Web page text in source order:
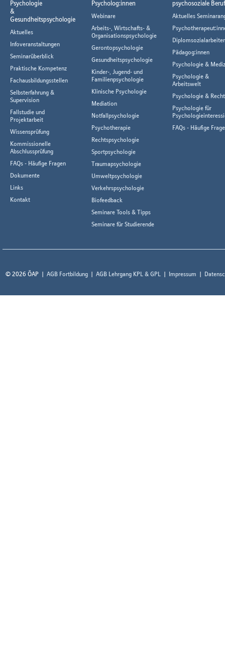
Psychologie
&
Gesundheitspsychologie
Aktuelles
Infoveranstaltungen
Seminarüberblick
Praktische Kompetenz
Fachausbildungsstellen
Selbsterfahrung &
Supervision
Fallstudie und
Projektarbeit
Wissensprüfung
Kommissionelle
Abschlussprüfung
FAQs - Häufige Fragen
Dokumente
Links
Kontakt
Psycholog:innen
Webinare
Arbeits-, Wirtschafts- &
Organisationspsychologie
Gerontopsychologie
Gesundheitspsychologie
Kinder-, Jugend- und
Familienpsychologie
Klinische Psychologie
Mediation
Notfallpsychologie
Psychotherapie
Rechtspsychologie
Sportpsychologie
Traumapsychologie
Umweltpsychologie
Verkehrspsychologie
Biofeedback
Seminare Tools & Tipps
Seminare für Studierende
psychosoziale
Aktuelles
Pädagog:innen
Psychologie &
Psychologie &
Arbeitswelt
Psychologie & Recht
Psychologie für
FAQs - Häufige
© 2026 ÖAP AGB Fortbildung AGB Lehrgang KPL & GPL Impressum